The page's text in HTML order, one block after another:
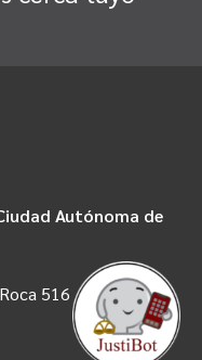
Autónoma de
516